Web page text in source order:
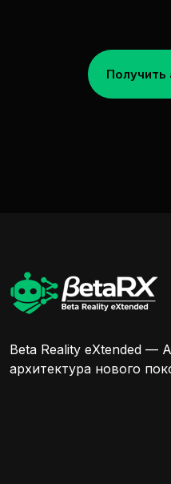
Beta Reality eXtended —
архитектура нового